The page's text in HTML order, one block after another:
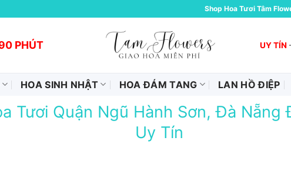
Shop Hoa Tươi Tâm
PHÚT UY TÍN
HOA SINH NHẬT HOA ĐÁM TANG LAN HỒ ĐIỆP
Tươi Quận Ngũ Hành Sơn, Đà Nẵng
Uy Tín